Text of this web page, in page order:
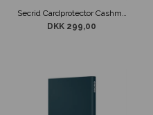
DKK 299,00